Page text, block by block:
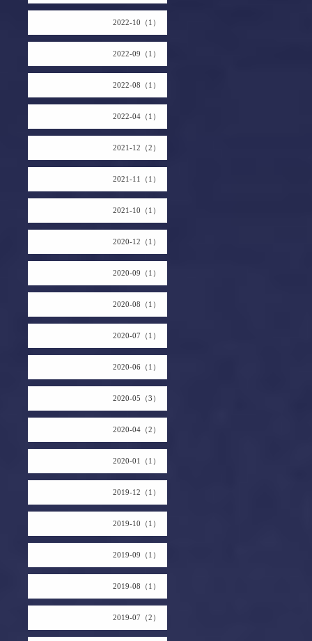
2022-10（1）
2022-09（1）
2022-08（1）
2022-04（1）
2021-12（2）
2021-11（1）
2021-10（1）
2020-12（1）
2020-09（1）
2020-08（1）
2020-07（1）
2020-06（1）
2020-05（3）
2020-04（2）
2020-01（1）
2019-12（1）
2019-10（1）
2019-09（1）
2019-08（1）
2019-07（2）